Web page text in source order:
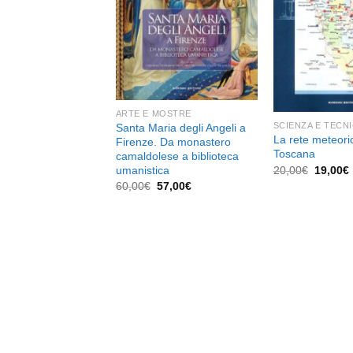
dei
desideri
ARTE E MOSTRE
Santa Maria degli Angeli a
Firenze. Da monastero
camaldolese a biblioteca
umanistica
60,00€ Il
57,00€Il
SCIENZA E
La rete
Toscana
20,00€ Il
19,00€Il